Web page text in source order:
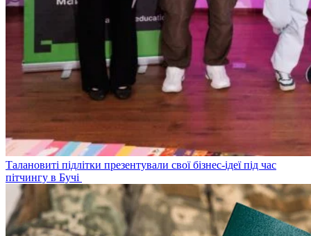
Талановиті підлітки презентували свої бізнес-ідеї під час
пітчингу в Бучі